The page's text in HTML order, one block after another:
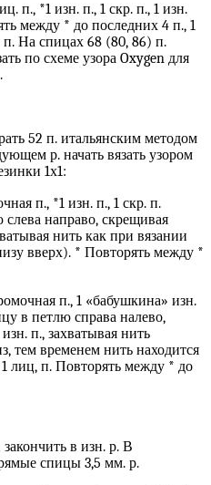
п., *1 изн. п., 1 скр. п., 1 изн.
между * до последних 4 п., 1
п. На спицах 68 (80, 86) п.
по схеме узора Oxygen для
52 п. итальянским методом
р. начать вязать узором
1х1:
п., *1 изн. п., 1 скр. п.
направо, скрещивая
нить как при вязании
вверх). * Повторять между *
п., 1 «бабушкина» изн.
в петлю справа налево,
п., захватывая нить
тем временем нить находится
лиц, п. Повторять между * до
в изн. р. В
спицы 3,5 мм. р.